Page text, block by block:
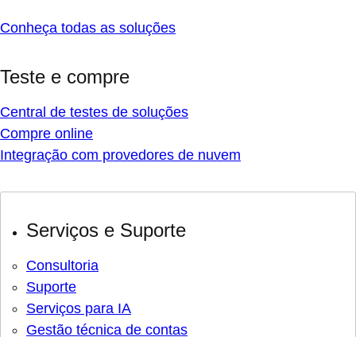
Conheça todas as soluções
Teste e compre
Central de testes de soluções
Compre online
Integração com provedores de nuvem
Serviços e Suporte
Consultoria
Suporte
Serviços para IA
Gestão técnica de contas